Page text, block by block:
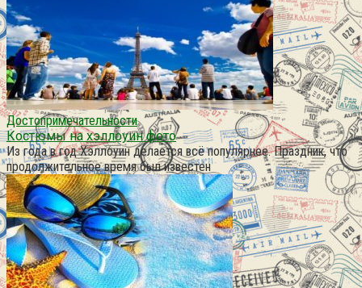
Достопримечательности
Костюмы на хэллоуин фото
Из года в год Хэллоуин делается всё популярнее. Праздник, что
продолжительное время был известен